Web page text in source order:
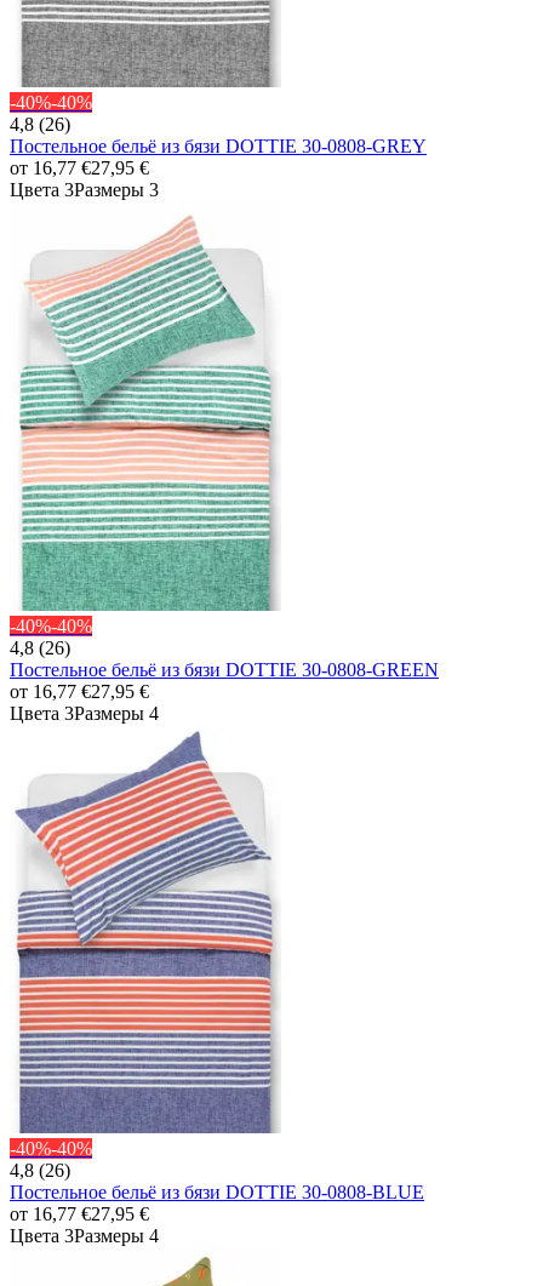
-40%-40%
4,8 (26)
Постельное бельё из бязи DOTTIE 30-0808-GREY
от 16,77 €27,95 €
Цвета 3Размеры 3
-40%-40%
4,8 (26)
Постельное бельё из бязи DOTTIE 30-0808-GREEN
от 16,77 €27,95 €
Цвета 3Размеры 4
-40%-40%
4,8 (26)
Постельное бельё из бязи DOTTIE 30-0808-BLUE
от 16,77 €27,95 €
Цвета 3Размеры 4